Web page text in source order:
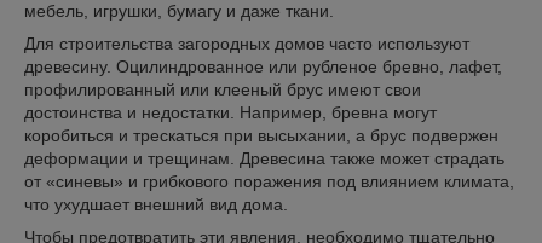
мебель, игрушки, бумагу и даже ткани.
Для строительства загородных домов часто используют
древесину. Оцилиндрованное или рубленое бревно, лафет,
профилированный или клееный брус имеют свои
достоинства и недостатки. Например, бревна могут
коробиться и трескаться при высыхании, а брус подвержен
деформации и трещинам. Древесина также может страдать
от «синевы» и грибкового поражения под влиянием климата,
что ухудшает внешний вид дома.
Чтобы предотвратить эти явления, необходимо тщательно